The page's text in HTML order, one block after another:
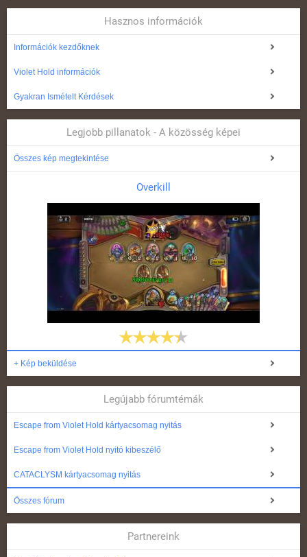
Hasznos információk
Információk kezdőknek
Violet Hold információk
Gyakran Ismételt Kérdések
Legjobb pillanatok - A közösség képei
Összes kép megtekintése
Overkill
+ Kép beküldése
Legújabb fórumtémák
Escape from Violet Hold kártyacsomag nyitás
Escape from Violet Hold nyitó kibeszélő
CATACLYSM kártyacsomag nyitás
Összes fórum
Partnereink